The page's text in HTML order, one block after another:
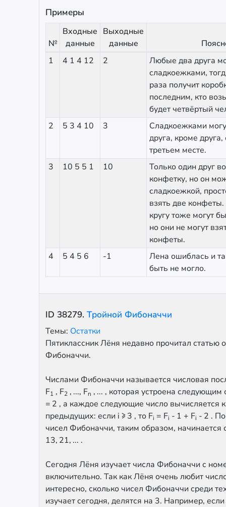
Примеры
№
Входные
данные
Выходные
данные
1
4 1 4 12 2
Любые два друга
сладкоежками,
раза получит
последним, кто
будет четвёртый
2
5 3 4 10 3
Сладкоежками
друга, кроме
третьем месте.
3
10 5 5 1 10
Только один друг
конфетку, но он
сладкоежкой,
взять две
кругу тоже могут
но они не могут
конфеты.
4
5 4 5 6 -1
Лена ошиблась и
быть не могло.
ID 38279. Тройной Фибоначчи
Темы: Остатки
Пятиклассник Лёня недавно прочитал статью
Фибоначчи.
Числами Фибоначчи называется числовая
F1 , F2 , ..., Fn , ... , которая устроена следующим
= 2 , а каждое следующие число вычисляется
предыдущих: если i ≥ 3 , то Fi = Fi - 1 + Fi - 2 .
чисел Фибоначчи, таким образом, начинается
13, 21, ... .
Сегодня Лёня изучает числа Фибоначчи с
включительно. Так как Лёня очень любит
интересно, сколько чисел Фибоначчи среди
изучает сегодня, делятся на 3. Например,